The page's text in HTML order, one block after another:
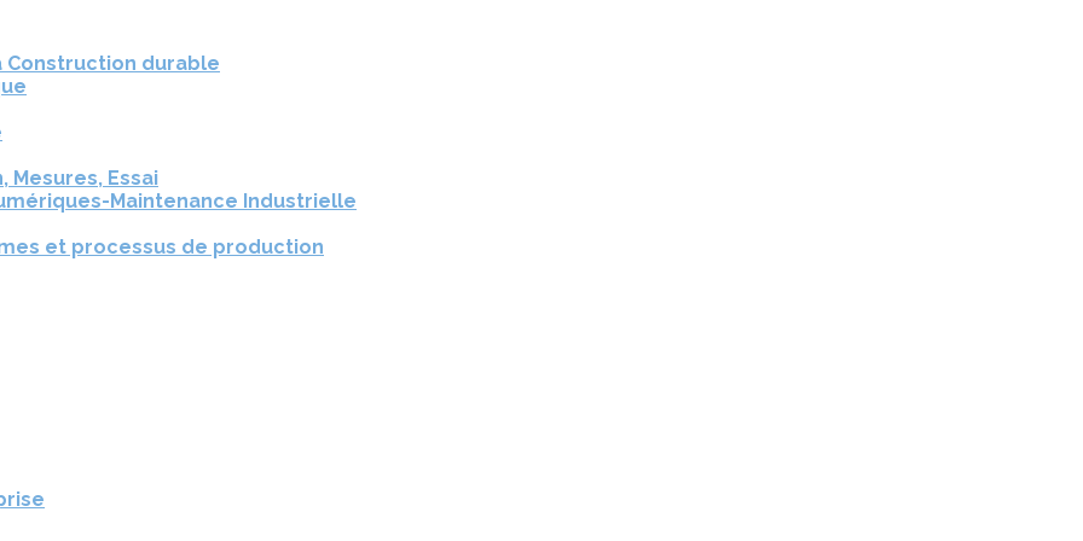
Construction durable
Mesures, Essai
Maintenance Industrielle
et processus de production